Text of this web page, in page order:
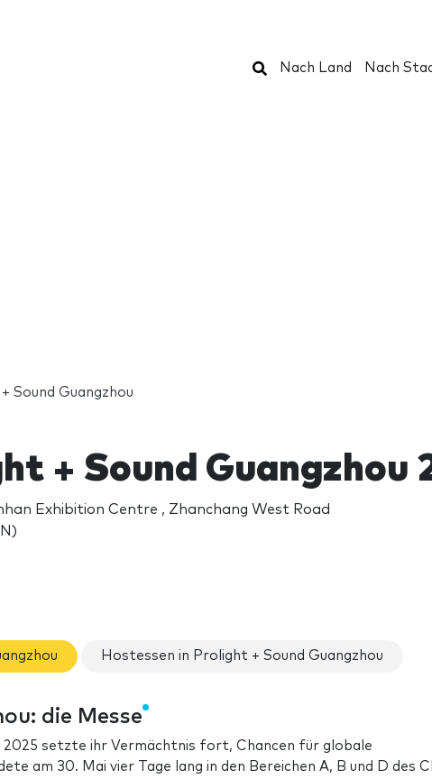
Suchen
Nach Land Nach
Sound Guangzhou
+ Sound Guangzhou
Exhibition Centre , Zhanchang West Road
Hostessen in Prolight + Sound Guangzhou
die Messe
2025 setzte ihr Vermächtnis fort, Chancen für globale
am 30. Mai vier Tage lang in den Bereichen A, B und D des